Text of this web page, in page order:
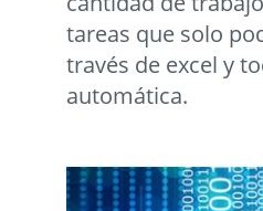
tareas que solo
través de excel y
automática.